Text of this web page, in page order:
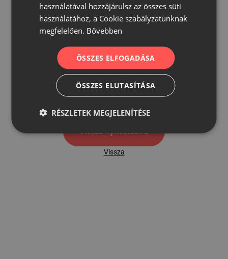
500
Vissza nyítóoldalra
Vissza
használatával hozzájárulsz az összes süti
használatához, a Cookie szabályzatunknak
megfelelően. Bővebben
ÖSSZES ELFOGADÁSA
ÖSSZES ELUTASÍTÁSA
RÉSZLETEK MEGJELENÍTÉSE